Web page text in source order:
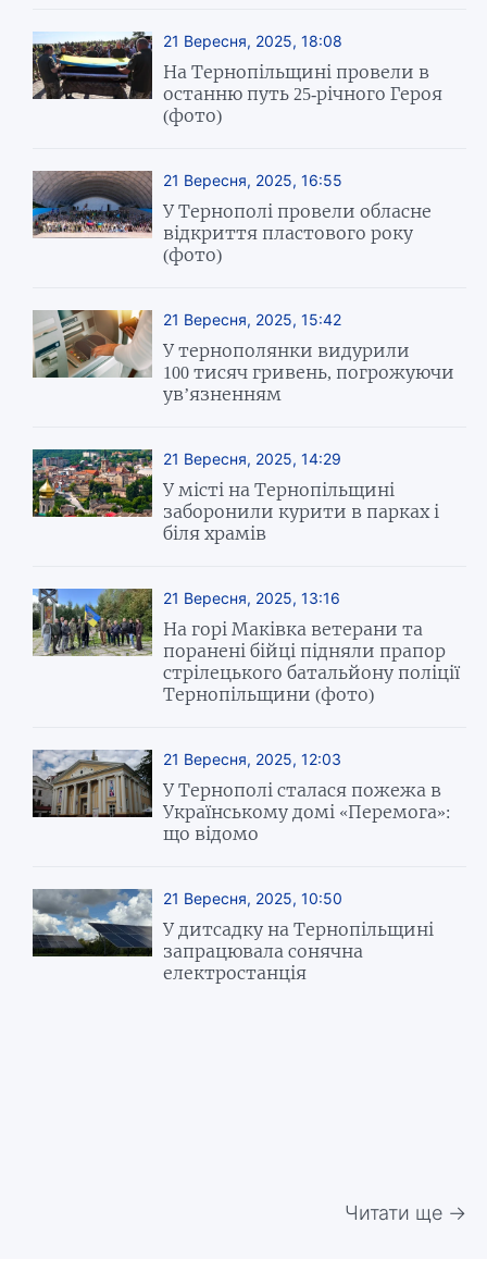
21 Вересня, 2025, 18:08
На Тернопільщині провели в
останню путь 25-річного Героя
(фото)
21 Вересня, 2025, 16:55
У Тернополі провели обласне
відкриття пластового року
(фото)
21 Вересня, 2025, 15:42
У тернополянки видурили
100 тисяч гривень, погрожуючи
ув’язненням
21 Вересня, 2025, 14:29
У місті на Тернопільщині
заборонили курити в парках і
біля храмів
21 Вересня, 2025, 13:16
На горі Маківка ветерани та
поранені бійці підняли прапор
стрілецького батальйону поліції
Тернопільщини (фото)
21 Вересня, 2025, 12:03
У Тернополі сталася пожежа в
Українському домі «Перемога»:
що відомо
21 Вересня, 2025, 10:50
У дитсадку на Тернопільщині
запрацювала сонячна
електростанція
Читати ще →